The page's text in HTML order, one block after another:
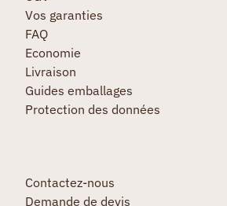
Vos garanties
FAQ
Economie
Livraison
Guides emballages
Protection des données
Contactez-nous
Demande de devis